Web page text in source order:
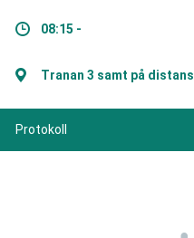
08:15 -
Tranan 3 samt på distans
Protokoll